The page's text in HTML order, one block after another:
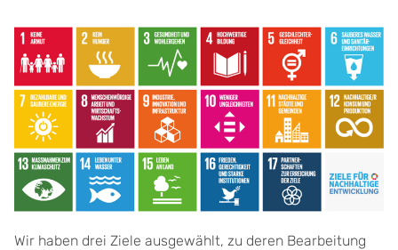
Wir haben drei Ziele ausgewählt, zu deren Bearbeitung